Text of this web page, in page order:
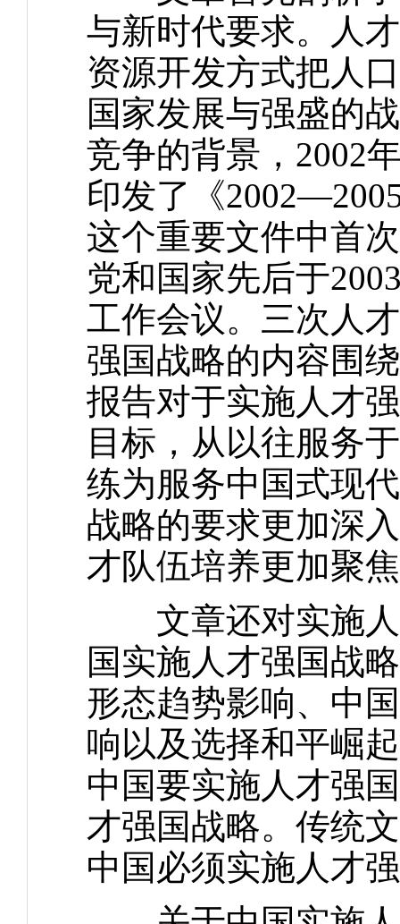
与新时代要求。人
资源开发方式把人
国家发展与强盛的
竞争的背景，2002
印发了《
这个重要文件中首
党和国家先后于
工作会议。三次人
强国战略的内容围
报告对于实施人才
目标，从以往服务
练为服务中国式现
战略的要求更加深
才队伍培养更加聚
文章还对实施人
国实施人才强国战
形态趋势影响、中
响以及选择和平崛
中国要实施人才强
才强国战略。传统
中国必须实施人才